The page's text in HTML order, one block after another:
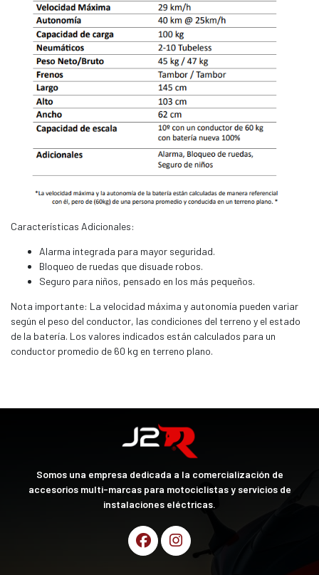
Características Adicionales:
Alarma integrada para mayor seguridad.
Bloqueo de ruedas que disuade robos.
Seguro para niños, pensado en los más pequeños.
Nota importante: La velocidad máxima y autonomía pueden variar
según el peso del conductor, las condiciones del terreno y el estado
de la batería. Los valores indicados están calculados para un
conductor promedio de 60 kg en terreno plano.
Somos una empresa dedicada a la comercialización de
accesorios multi-marcas para motociclistas y servicios de
instalaciones eléctricas.